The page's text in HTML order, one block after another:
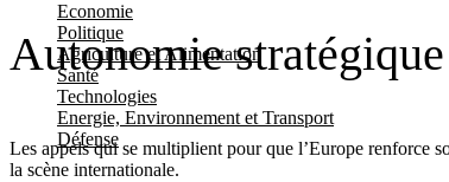
Economie
Politique
Agriculture et Alimentation
Santé
Technologies
Energie, Environnement et Transport
Défense
Autonomie
Les appels qui se multiplient pour que l’Europe renforce
la scène internationale.